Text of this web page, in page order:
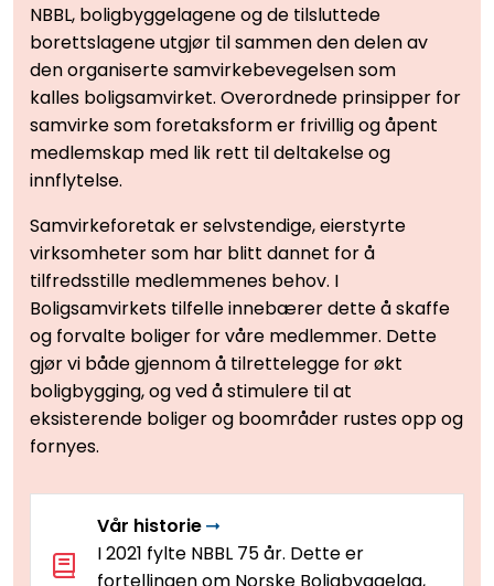
NBBL, boligbyggelagene og de tilsluttede
borettslagene utgjør til sammen den delen av
den organiserte samvirkebevegelsen som
kalles boligsamvirket. Overordnede prinsipper for
samvirke som foretaksform er frivillig og åpent
medlemskap med lik rett til deltakelse og
innflytelse.
Samvirkeforetak er selvstendige, eierstyrte
virksomheter som har blitt dannet for å
tilfredsstille medlemmenes behov. I
Boligsamvirkets tilfelle innebærer dette å skaffe
og forvalte boliger for våre medlemmer. Dette
gjør vi både gjennom å tilrettelegge for økt
boligbygging, og ved å stimulere til at
eksisterende boliger og boområder rustes opp og
fornyes.
Vår historie
I 2021 fylte NBBL 75 år. Dette er
fortellingen om Norske Boligbyggelag,